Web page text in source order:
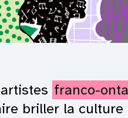
franco-
briller la